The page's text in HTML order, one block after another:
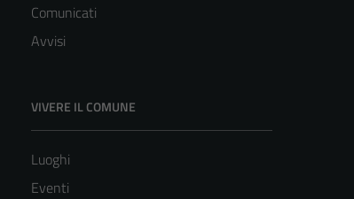
Comunicati
Avvisi
VIVERE IL COMUNE
Luoghi
Eventi